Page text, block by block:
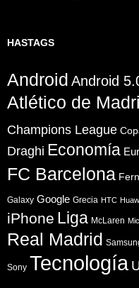
HASTAGS
Android Android
Atlético de
Champions League
Draghi Economía
FC Barcelona
Galaxy Google Grecia HTC
iPhone Liga McLaren
Real Madrid
Sony Tecnología